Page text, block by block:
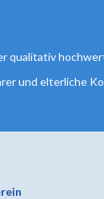
qualitativ
und elterliche